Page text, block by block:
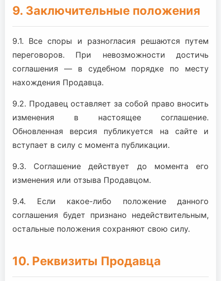
9. Заключительные положения
9.1. Все споры и разногласия решаются путем
переговоров. При невозможности достичь
соглашения — в судебном порядке по месту
нахождения Продавца.
9.2. Продавец оставляет за собой право вносить
изменения в настоящее соглашение.
Обновленная версия публикуется на сайте и
вступает в силу с момента публикации.
9.3. Соглашение действует до момента его
изменения или отзыва Продавцом.
9.4. Если какое-либо положение данного
соглашения будет признано недействительным,
остальные положения сохраняют свою силу.
10. Реквизиты Продавца